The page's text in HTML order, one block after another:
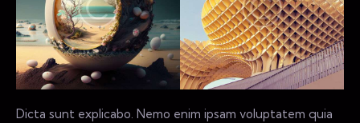
Dicta sunt explicabo. Nemo enim ipsam voluptatem quia